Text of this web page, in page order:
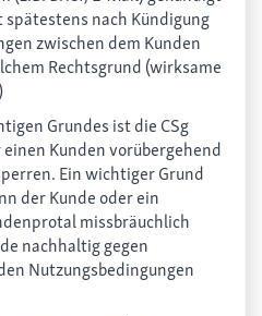
nach Kündigung
zwischen dem Kunden
Rechtsgrund (wirksame
Grundes ist die CSg
Kunden vorübergehend
Ein wichtiger Grund
der Kunde oder ein
missbräuchlich
nachhaltig gegen
Nutzungsbedingungen